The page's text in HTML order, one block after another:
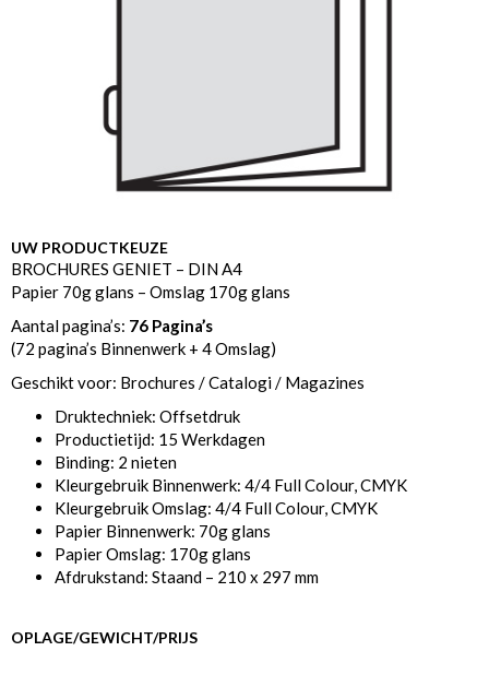
UW PRODUCTKEUZE
BROCHURES GENIET – DIN A4
Papier 70g glans – Omslag 170g glans
Aantal pagina’s: 76 Pagina’s
(72 pagina’s Binnenwerk + 4 Omslag)
Geschikt voor: Brochures / Catalogi / Magazines
Druktechniek: Offsetdruk
Productietijd: 15 Werkdagen
Binding: 2 nieten
Kleurgebruik Binnenwerk: 4/4 Full Colour, CMYK
Kleurgebruik Omslag: 4/4 Full Colour, CMYK
Papier Binnenwerk: 70g glans
Papier Omslag: 170g glans
Afdrukstand: Staand – 210 x 297 mm
OPLAGE/GEWICHT/PRIJS